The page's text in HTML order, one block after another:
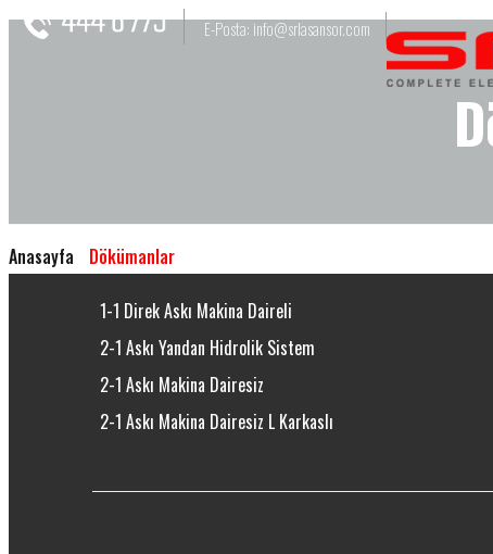
E-Posta: info@srlasansor.com
Anasayfa Dökümanlar
1-1 Direk Askı Makina Daireli
2-1 Askı Yandan Hidrolik Sistem
2-1 Askı Makina Dairesiz
2-1 Askı Makina Dairesiz L Karkaslı